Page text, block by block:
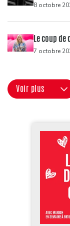
8 octobre
Le coup de
7 octobre
Voir plus